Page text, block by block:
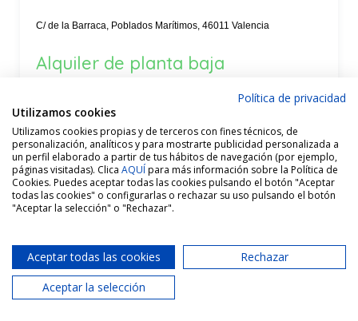
C/ de la Barraca, Poblados Marítimos, 46011 Valencia
Alquiler de planta baja
privado, cerca de la playa del
Cabanyal, Valencia | Área
Marítima Inmobiliaria · Oficina
Cabanyal
reformada en Calle Barraca, El Cabanyal, Valencia, con
patio...
Política de privacidad
Utilizamos cookies
Utilizamos cookies propias y de terceros con fines técnicos, de
personalización, analíticos y para mostrarte publicidad personalizada a
un perfil elaborado a partir de tus hábitos de navegación (por ejemplo,
páginas visitadas). Clica AQUÍpara más información sobre la Política de
Cookies. Puedes aceptar todas las cookies pulsando el botón "Aceptar
todas las cookies" o configurarlas o rechazar su uso pulsando el botón
"Aceptar la selección" o "Rechazar".
Aceptar todas las cookies
Rechazar
Aceptar la selección